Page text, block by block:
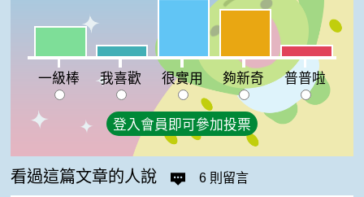
一級棒:19%
我喜歡:7%
很實用:37%
夠新奇:30%
普普啦:7%
一級棒
我喜歡 很實用 夠新奇 普普啦
登入會員即可參加投票
看過這篇文章的人說 6 則留言